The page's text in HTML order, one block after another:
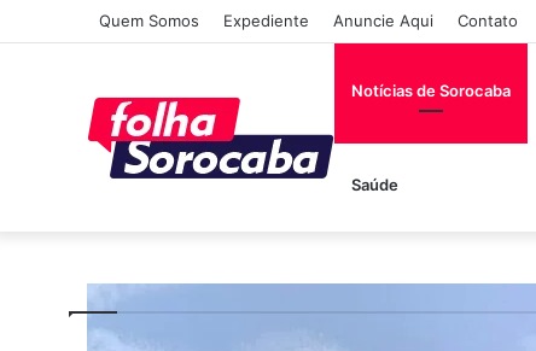
Quem Somos Expediente Anuncie Aqui Contato
Notícias de Sorocaba
Saúde